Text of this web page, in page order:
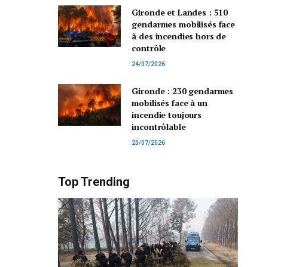
Gironde et Landes : 510
gendarmes mobilisés face
à des incendies hors de
contrôle
24/07/2026
Gironde : 230 gendarmes
mobilisés face à un
incendie toujours
incontrôlable
23/07/2026
Top Trending